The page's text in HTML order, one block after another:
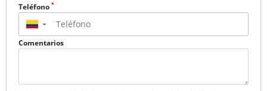
Teléfono *
▼
Comentarios